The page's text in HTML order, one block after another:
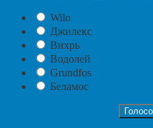
Wilo
Джилекс
Вихрь
Водолей
Grundfos
Беламос